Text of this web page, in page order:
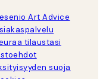
Art Advice
tilaustasi
suoja